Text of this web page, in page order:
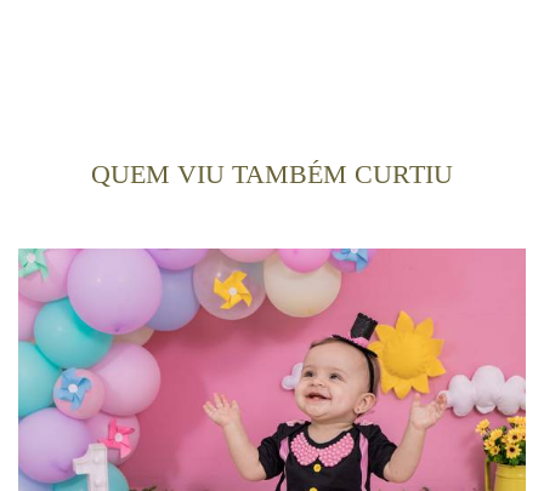
QUEM VIU TAMBÉM CURTIU